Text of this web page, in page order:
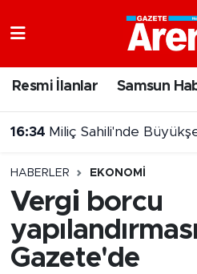
Resmi İlanlar Samsun
16:16 Kapıkaya Fest
HABERLER EKONOMI
Vergi borcu
Gazete'de
Samsun Namaz
Süper Lig Puan
Tüm Manşetler